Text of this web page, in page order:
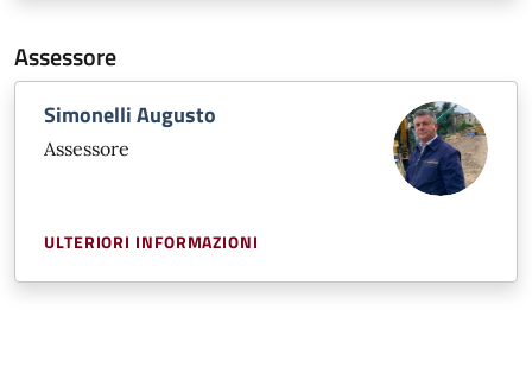
Assessore
Simonelli Augusto
Assessore
ULTERIORI INFORMAZIONI